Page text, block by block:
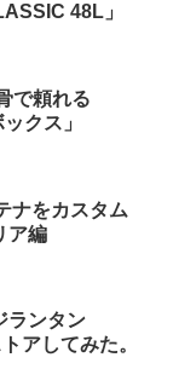
48L」
で頼れる
クス」
ナをカスタム
ア編
ランタン
アしてみた。